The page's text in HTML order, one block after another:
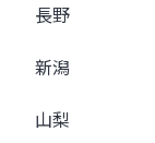
長野
新潟
山梨